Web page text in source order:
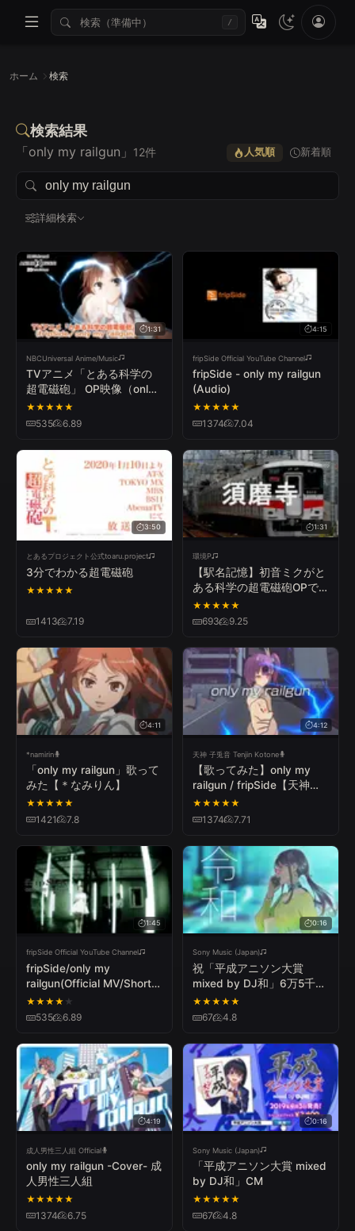
/
ホーム 検索
検索結果
「only my railgun」 12件 人気順 新着順
詳細検索
すべて Lv.1 Lv.2
すべて 日本語 한국어 Español
Русский 简体中文 Tiếng Việt Deutsch Français
すべて 公式PV カバー
1:31
NBCUniversal Anime/Music
TVアニメ「とある科学の
超電磁砲」 OP映像（only
my railgun／ fripSide）
【NBCユニバーサル
OP/ED毎日投稿企画】
★★★★★
535 6.89
4:15
fripSide Official YouTube Channel
fripSide - only my railgun
(Audio)
★★★★★
1374 7.04
3:50
とあるプロジェクト公式toaru.project
3分でわかる超電磁砲
★★★★★
1413 7.19
1:31
環境P
【駅名記憶】初音ミクがと
ある科学の超電磁砲OPで
阪神梅田～山陽姫路までの
駅名を歌います。
★★★★★
693 9.25
4:11
*namirin
「only my railgun」歌って
みた【＊なみりん】
★★★★★
1421 7.8
4:12
天神 子兎音 Tenjin Kotone
【歌ってみた】only my
railgun / fripSide【天神子
兎音cover】
★★★★★
1374 7.71
1:45
fripSide Official YouTube Channel
fripSide/only my
railgun(Official MV/Short
ver.)＊TVアニメ『とある
科学の超電磁砲』OPテー
★★★★ ★
535 6.89
0:16
Sony Music (Japan)
祝「平成アニソン大賞
mixed by DJ和」6万5千枚
突破記念！田中将賀先生描
きおろしアナザージャケッ
★★★★★
67 4.8
4:19
成人男性三人組 Official
only my railgun -Cover- 成
人男性三人組
★★★★★
1374 6.75
0:16
Sony Music (Japan)
「平成アニソン大賞 mixed
by DJ和」CM
★★★★★
67 4.8